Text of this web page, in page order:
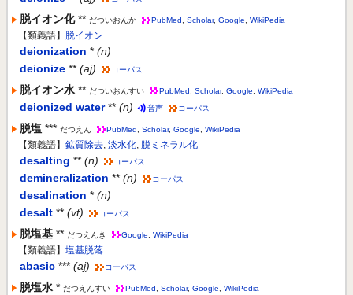
脱イオン化 ** だついおんか PubMed Scholar, Google WikiPedia
【類義語】 脱イオン
deionization * (n)
deionize ** (aj) コーパス
脱イオン水 ** だついおんすい PubMed Scholar, Google WikiPedia
deionized water ** (n) 音声 コーパス
脱塩 *** だつえん PubMed Scholar, Google WikiPedia
【類義語】 鉱質除去, 淡水化, 脱ミネラル化
desalting ** (n) コーパス
demineralization ** (n) コーパス
desalination * (n)
desalt ** (vt) コーパス
脱塩基 ** だつえんき Google WikiPedia
【類義語】 塩基脱落
abasic *** (aj) コーパス
脱塩水 * だつえんすい PubMed Scholar, Google WikiPedia